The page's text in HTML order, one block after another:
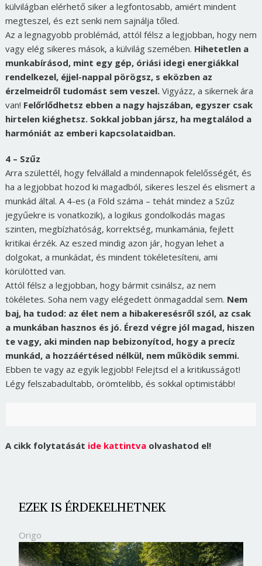
külvilágban elérhető siker a legfontosabb, amiért mindent
megteszel, és ezt senki nem sajnálja tőled.
Az a legnagyobb problémád, attól félsz a legjobban, hogy nem
vagy elég sikeres mások, a külvilág szemében. Hihetetlen a
munkabírásod, mint egy gép, óriási idegi energiákkal
rendelkezel, éjjel-nappal pörögsz, s eközben az
érzelmeidről tudomást sem veszel. Vigyázz, a sikernek ára
van! Felőrlődhetsz ebben a nagy hajszában, egyszer csak
hirtelen kiéghetsz. Sokkal jobban jársz, ha megtalálod a
harmóniát az emberi kapcsolataidban.
4 – Szűz
Arra születtél, hogy felvállald a mindennapok felelősségét, és
ha a legjobbat hozod ki magadból, sikeres leszel és elismert a
munkád által. A 4-es (a Föld száma – tehát mindez a Szűz
jegyűekre is vonatkozik), a logikus gondolkodás magas
szinten, megbízhatóság, korrektség, munkamánia, fejlett
kritikai érzék. Az eszed mindig azon jár, hogyan lehet a
dolgokat, a munkádat, és mindent tökéletesíteni, ami
körülötted van.
Attól félsz a legjobban, hogy bármit csinálsz, az nem
tökéletes. Soha nem vagy elégedett önmagaddal sem. Nem
baj, ha tudod: az élet nem a hibakeresésről szól, az csak
a munkában hasznos és jó. Érezd végre jól magad, hiszen
te vagy, aki minden nap bebizonyítod, hogy a precíz
munkád, a hozzáértésed nélkül, nem működik semmi.
Ebben te vagy az egyik legjobb! Felejtsd el a kritikusságot!
Légy felszabadultabb, örömtelibb, és sokkal optimistább!
A cikk folytatását ide kattintvaolvashatod el!
EZEK IS ÉRDEKELHETNEK
Origo